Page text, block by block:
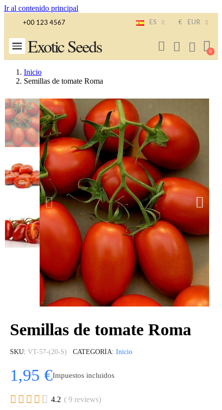
Ir al contenido principal
+00 123 4567 ES € EUR
Exotic Seeds
Inicio
Semillas de tomate Roma
Semillas de tomate Roma
SKU VT-57-(20-S) CATEGORÍA Inicio
1,95 €Impuestos incluidos
     4.2 ( 9 reviews)